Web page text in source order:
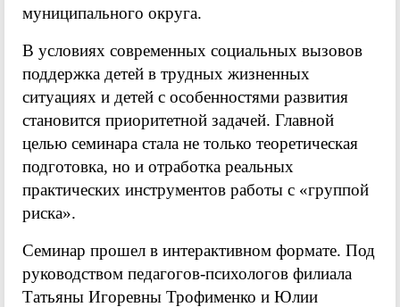
муниципального округа.
В условиях современных социальных вызовов
поддержка детей в трудных жизненных
ситуациях и детей с особенностями развития
становится приоритетной задачей. Главной
целью семинара стала не только теоретическая
подготовка, но и отработка реальных
практических инструментов работы с «группой
риска».
Семинар прошел в интерактивном формате. Под
руководством педагогов-психологов филиала
Татьяны Игоревны Трофименко и Юлии